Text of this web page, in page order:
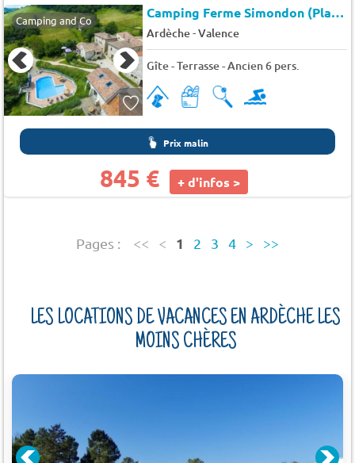
Camping and Co Camping Ferme Simondon (Plats à 11 km)
Ardèche-Valence
Gîte - Terrasse - Ancien 6 pers.
Prix malin
845 € + d'infos >
Pages : << < 1 2 3 4 > >>
LES LOCATIONS DE VACANCES EN ARDÈCHE LES
MOINS CHÈRES
DE-GALAURE À 2 KM)